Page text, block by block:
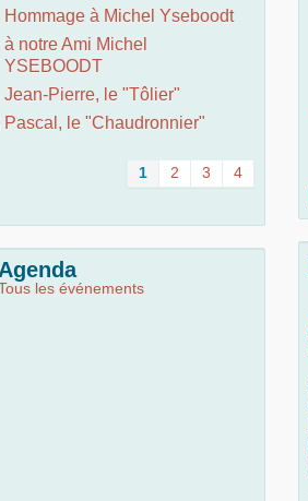
Hommage à Michel Yseboodt
à notre Ami Michel
YSEBOODT
Jean-Pierre, le "Tôlier"
Pascal, le "Chaudronnier"
1 2 3 4
Agenda
les événements